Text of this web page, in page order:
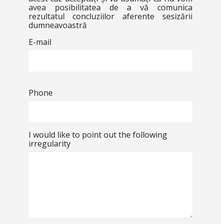
avea posibilitatea de a vă comunica
rezultatul concluziilor aferente sesizării
dumneavoastră
E-mail
Phone
I would like to point out the following
irregularity